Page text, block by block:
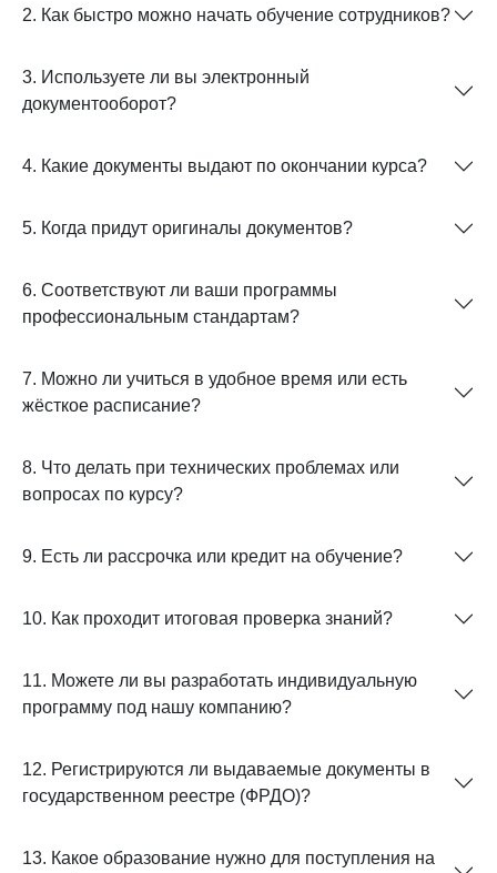
2. Как быстро можно начать обучение сотрудников?
3. Используете ли вы электронный
документооборот?
4. Какие документы выдают по окончании курса?
5. Когда придут оригиналы документов?
6. Соответствуют ли ваши программы
профессиональным стандартам?
7. Можно ли учиться в удобное время или есть
жёсткое расписание?
8. Что делать при технических проблемах или
вопросах по курсу?
9. Есть ли рассрочка или кредит на обучение?
10. Как проходит итоговая проверка знаний?
11. Можете ли вы разработать индивидуальную
программу под нашу компанию?
12. Регистрируются ли выдаваемые документы в
государственном реестре (ФРДО)?
13. Какое образование нужно для поступления на